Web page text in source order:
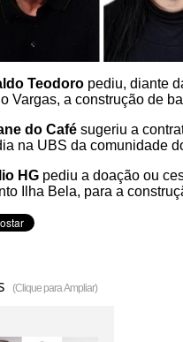
Teodoro pediu, diante
Vargas, a construção de
do Café sugeriu a
na UBS da comunidade
HG pediu a doação ou
Ilha Bela, para a
(Clique para Ampliar)